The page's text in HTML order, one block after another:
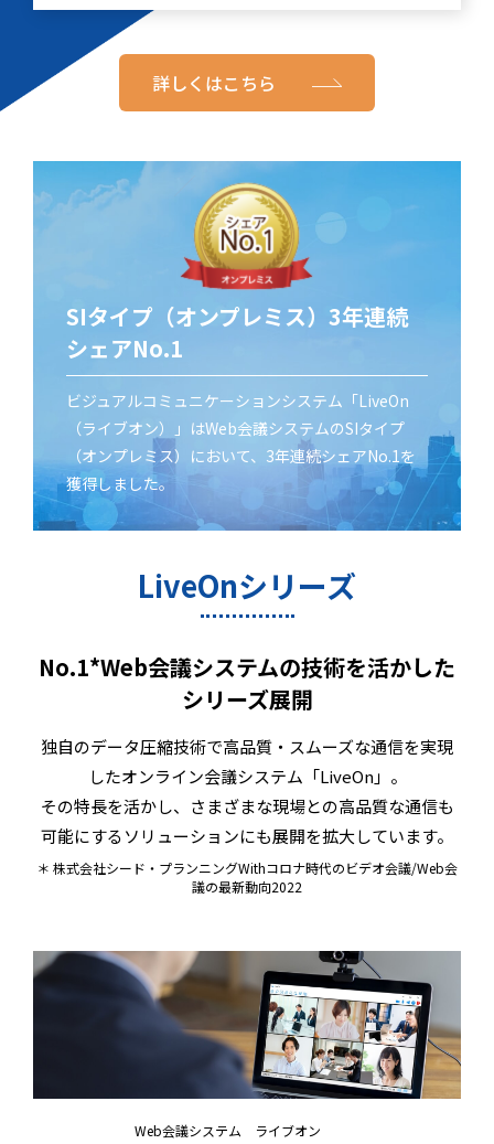
詳しくはこちら
SIタイプ（オンプレミス）3年連続
シェアNo.1
ビジュアルコミュニケーションシステム「LiveOn
（ライブオン）」はWeb会議システムのSIタイプ
（オンプレミス）において、3年連続シェアNo.1を
獲得しました。
LiveOnシリーズ
No.1*Web会議システムの技術を活かした
シリーズ展開
独自のデータ圧縮技術で高品質・スムーズな通信を実現
したオンライン会議システム「LiveOn」。
その特長を活かし、さまざまな現場との高品質な通信も
可能にするソリューションにも展開を拡大しています。
＊ 株式会社シード・プランニングWithコロナ時代のビデオ会議/Web会
議の最新動向2022
Web会議システム ライブオン